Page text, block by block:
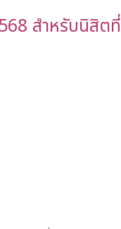
สำหรับนิสิต